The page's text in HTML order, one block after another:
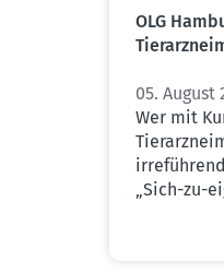
OLG
05. August
Wer mit
„Sich-zu-